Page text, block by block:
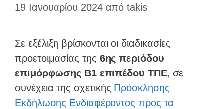
19 Ιανουαρίου 2024 από takis
Σε εξέλιξη βρίσκονται οι διαδικασίες
προετοιμασίας της 6ης περιόδου
επιμόρφωσης Β1 επιπέδου ΤΠΕ, σε
συνέχεια της σχετικής Πρόσκλησης
Εκδήλωσης Ενδιαφέροντος προς τα